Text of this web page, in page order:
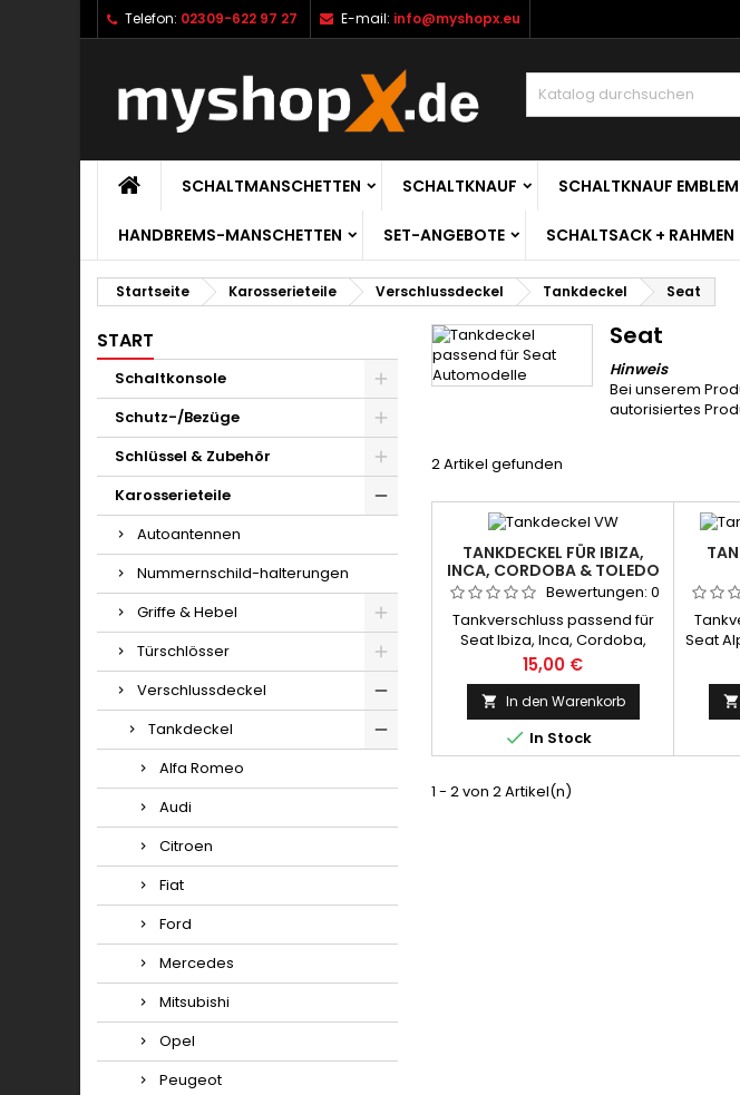
Telefon: 02309-622 97 27 E-mail: info@myshopx.eu
SCHALTMANSCHETTEN SCHALTKNAUF SCHALTKNAUF EMBLEM
HANDBREMS-MANSCHETTEN SET-ANGEBOTE SCHALTSACK + RAHMEN
Startseite Karosserieteile Verschlussdeckel Tankdeckel Seat
START
Schaltkonsole
Schutz-/Bezüge
Schlüssel & Zubehör
Karosserieteile
Autoantennen
Nummernschild-halterungen
Griffe & Hebel
Türschlösser
Verschlussdeckel
Tankdeckel
Alfa Romeo
Audi
Citroen
Fiat
Ford
Mercedes
Mitsubishi
Opel
Peugeot
Seat
Hinweis
Bei unserem
autorisiertes
2 Artikel gefunden
TANKDECKEL FÜR IBIZA,
INCA, CORDOBA & TOLEDO
Bewertungen: 0
Tankverschluss passend für
Seat Ibiza, Inca, Cordoba,
Toledo
Preis
15,00 €
 In den Warenkorb
 In Stock
Seat

1 - 2 von 2 Artikel(n)